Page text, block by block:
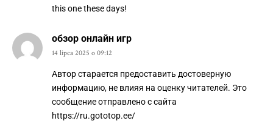
this one these days!
обзор онлайн игр
14 lipca 2025 o 09:12
Автор старается предоставить достоверную
информацию, не влияя на оценку читателей. Это
сообщение отправлено с сайта
https://ru.gototop.ee/